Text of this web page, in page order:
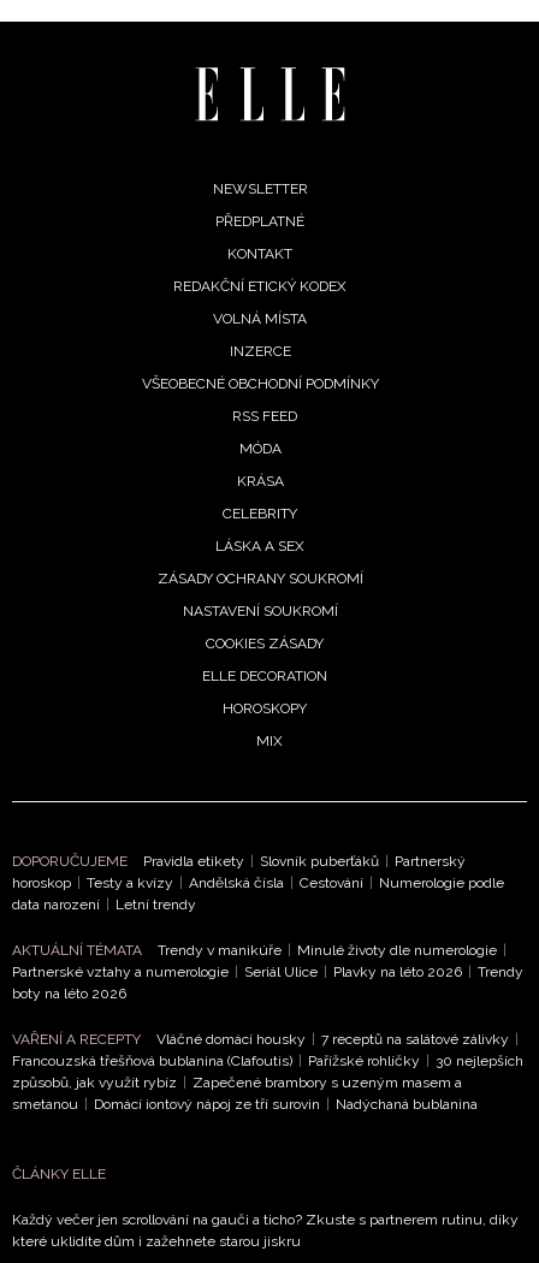
NEWSLETTER
Přihlášením k newsletteru souhlasíte s
Obchodními
potvrzujete, že jste se seznámili seZásadami
ochrany soukromí- BurdaMedia Extra s.r.o. bude s
Vašimi údaji pracovat zejména k organizaci a
Chcete navíc dostávat i další zajímavé a exkluzivní
zpracováním údajů k tomuto účelu podleZásad ochrany
soukromí BurdaMedia Extra s.r.o.
NEWSLETTER
PŘEDPLATNÉ
KONTAKT
REDAKČNÍ ETICKÝ KODEX
VOLNÁ MÍSTA
INZERCE
VŠEOBECNÉ OBCHODNÍ PODMÍNKY
RSS FEED
MÓDA
KRÁSA
CELEBRITY
LÁSKA A SEX
ZÁSADY OCHRANY SOUKROMÍ
NASTAVENÍ SOUKROMÍ
COOKIES ZÁSADY
ELLE DECORATION
HOROSKOPY
MIX
DOPORUČUJEME Pravidla etikety | Slovník puberťáků | Partnerský
horoskop | Testy a kvízy | Andělská čísla | Cestování | Numerologie podle
data narození | Letní trendy
AKTUÁLNÍ TÉMATA Trendy v manikúře | Minulé životy dle numerologie |
Partnerské vztahy a numerologie | Seriál Ulice | Plavky na léto 2026 | Trendy
boty na léto 2026
VAŘENÍ A RECEPTY Vláčné domácí housky | 7 receptů na salátové zálivky |
Francouzská třešňová bublanina (Clafoutis) | Pařížské rohlíčky | 30 nejlepších
způsobů, jak využít rybíz | Zapečené brambory s uzeným masem a
smetanou | Domácí iontový nápoj ze tří surovin | Nadýchaná bublanina
ČLÁNKY ELLE
Každý večer jen scrollování na gauči a ticho? Zkuste s partnerem rutinu, díky
které uklidíte dům i zažehnete starou jiskru